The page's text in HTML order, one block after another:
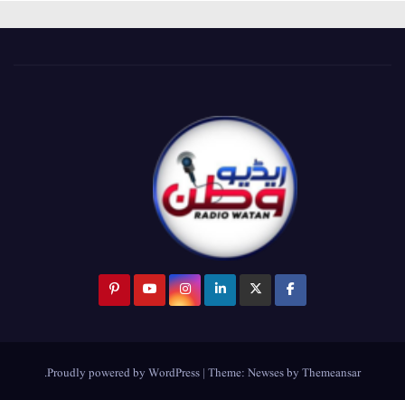
Proudly powered by WordPress |Theme:NewsesbyThemeansar
.